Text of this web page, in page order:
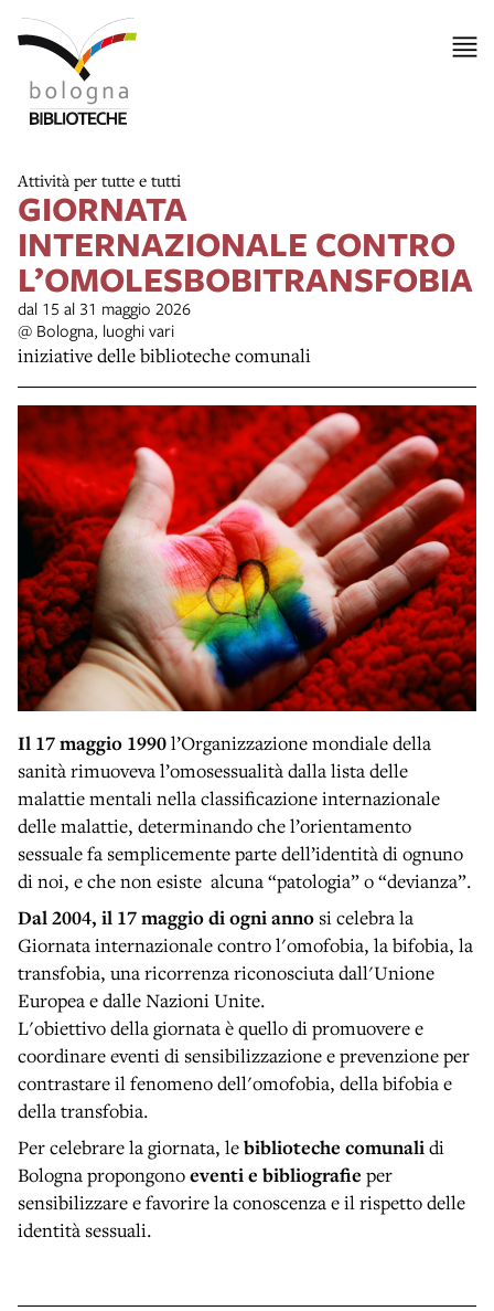
Attività per tutte e tutti
GIORNATA
INTERNAZIONALE CONTRO
L’OMOLESBOBITRANSFOBIA
dal 15 al 31 maggio 2026
@ Bologna, luoghi vari
iniziative delle biblioteche comunali
Il 17 maggio 1990l’Organizzazione mondiale della
sanità rimuoveva l’omosessualità dalla lista delle
malattie mentali nella classificazione internazionale
delle malattie, determinando che l’orientamento
sessuale fa semplicemente parte dell’identità di ognuno
di noi, e che non esiste alcuna “patologia” o “devianza”.
Dal 2004, il 17 maggio di ogni anno si celebra la
Giornata internazionale contro l'omofobia, la bifobia, la
transfobia, una ricorrenza riconosciuta dall'Unione
Europea e dalle Nazioni Unite.
L'obiettivo della giornata è quello di promuovere e
coordinare eventi di sensibilizzazione e prevenzione per
contrastare il fenomeno dell'omofobia, della bifobia e
della transfobia.
Per celebrare la giornata, lebiblioteche comunalidi
Bologna propongonoeventi e bibliografie per
sensibilizzare e favorire la conoscenza e il rispetto delle
identità sessuali.